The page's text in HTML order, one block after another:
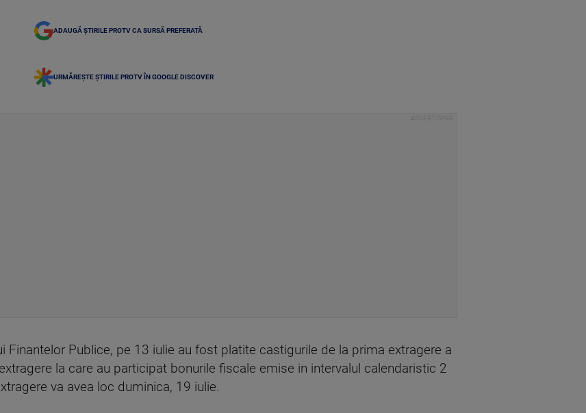
ADAUGĂ ȘTIRILE PROTV CA SURSĂ PREFERATĂ
URMĂREȘTE ȘTIRILE PROTV ÎN GOOGLE DISCOVER
Finantelor Publice, pe 13 iulie au fost platite castigurile de la prima extragere a
la care au participat bonurile fiscale emise in intervalul calendaristic 2
va avea loc duminica, 19 iulie.